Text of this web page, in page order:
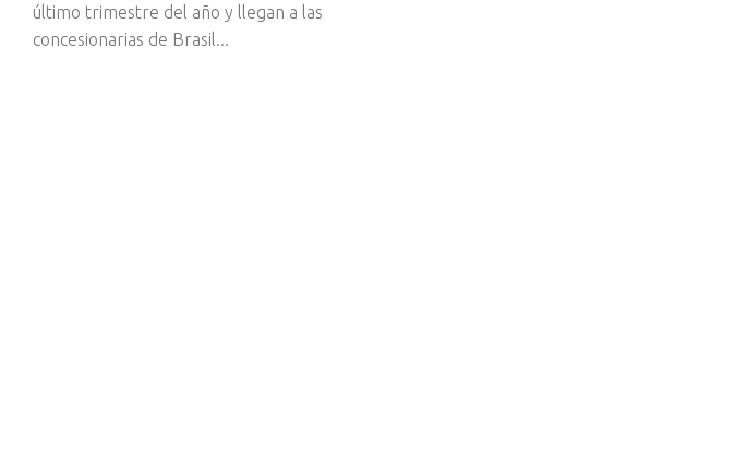
último trimestre del año y llegan a las
concesionarias de Brasil...